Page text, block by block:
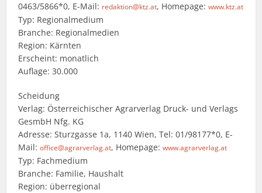
0463/5866*0, E-Mail: redaktion@ktz.at, Homepage:www.ktz.at
Typ: Regionalmedium
Branche: Regionalmedien
Region: Kärnten
Erscheint: monatlich
Auflage: 30.000
Scheidung
Verlag: Österreichischer Agrarverlag Druck- und Verlags
GesmbH Nfg. KG
Adresse: Sturzgasse 1a, 1140 Wien, Tel: 01/98177*0, E-
Mail:office@agrarverlag.at, Homepage:www.agrarverlag.at
Typ: Fachmedium
Branche: Familie, Haushalt
Region: überregional